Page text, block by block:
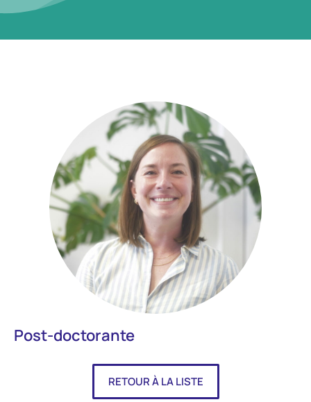
Post-doctorante
RETOUR À LA LISTE